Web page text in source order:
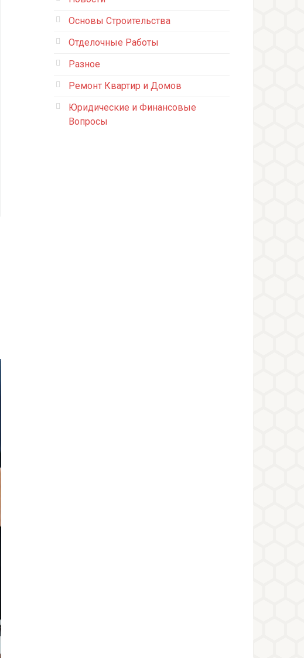
Основы Строительства
Отделочные Работы
Разное
Ремонт Квартир и Домов
Юридические и Финансовые
Вопросы